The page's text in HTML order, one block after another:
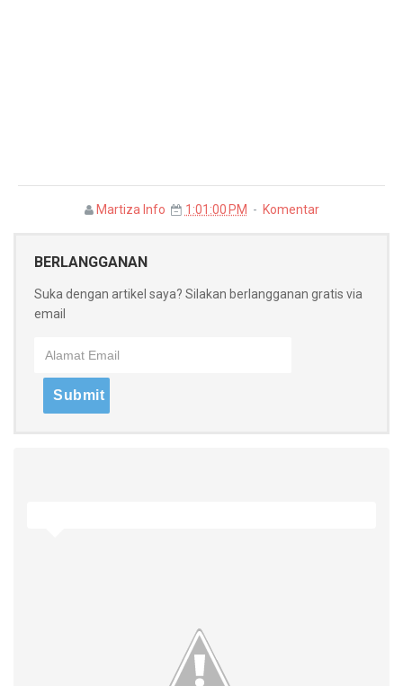
Martiza Info 1:01:00 PM Komentar
BERLANGGANAN
Suka dengan artikel saya? Silakan berlangganan gratis via
email